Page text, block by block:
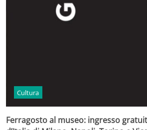
Cultura
Ferragosto al museo: ingresso